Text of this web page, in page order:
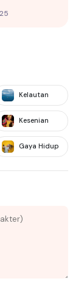
Kelautan
Kesenian
Gaya Hidup